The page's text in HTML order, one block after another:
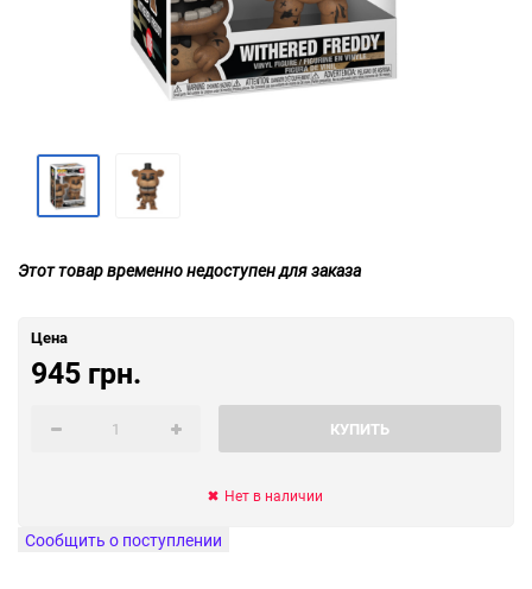
Этот товар временно недоступен для заказа
Цена
945 грн.
КУПИТЬ
Нет в наличии
Сообщить о поступлении